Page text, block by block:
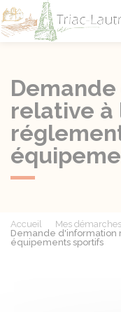
relative à
Accueil Mes démarches
Demande
équipements sportifs